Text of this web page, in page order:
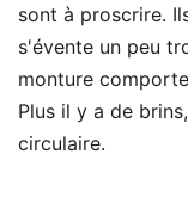
sont à proscrire.
s'évente un peu
monture
Plus il y a de
circulaire.